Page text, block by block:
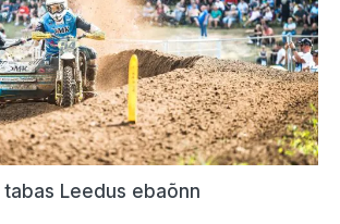
tabas Leedus ebaõnn